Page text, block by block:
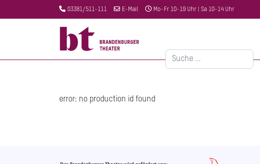
03381/511-111 E-Mail Mo-Fr 10-19 Uhr | Sa 10-14 Uhr
Suchen
error: no production id found